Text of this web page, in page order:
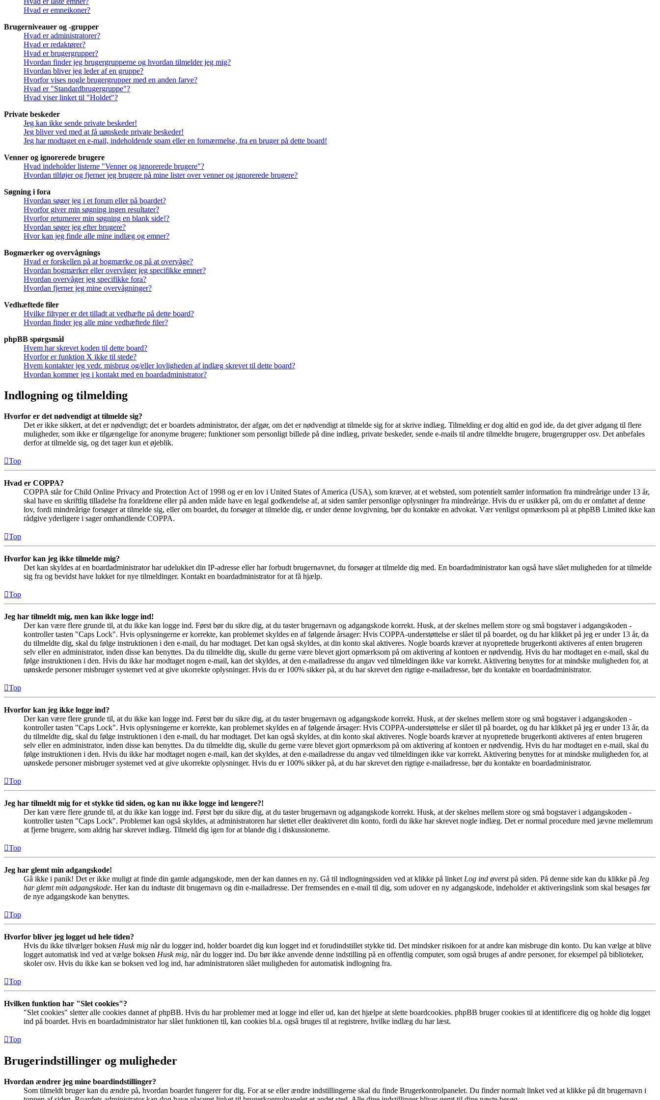
Hvad er emneikoner?
Brugerniveauer og -grupper
Hvad er administratorer?
Hvad er redaktører?
Hvad er brugergrupper?
Hvordan finder jeg brugergrupperne og hvordan tilmelder jeg mig?
Hvordan bliver jeg leder af en gruppe?
Hvorfor vises nogle brugergrupper med en anden farve?
Hvad er "Standardbrugergruppe"?
Hvad viser linket til "Holdet"?
Private beskeder
Jeg kan ikke sende private beskeder!
Jeg bliver ved med at få uønskede private beskeder!
Jeg har modtaget en e-mail, indeholdende spam eller en fornærmelse, fra en bruger på dette board!
Venner og ignorerede brugere
Hvad indeholder listerne "Venner og ignorerede brugere"?
Hvordan tilføjer og fjerner jeg brugere på mine lister over venner og ignorerede brugere?
Søgning i fora
Hvordan søger jeg i et forum eller på boardet?
Hvorfor giver min søgning ingen resultater?
Hvorfor returnerer min søgning en blank side!?
Hvordan søger jeg efter brugere?
Hvor kan jeg finde alle mine indlæg og emner?
Bogmærker og overvågnings
Hvad er forskellen på at bogmærke og på at overvåge?
Hvordan bogmærker eller overvåger jeg specifikke emner?
Hvordan overvåger jeg specifikke fora?
Hvordan fjerner jeg mine overvågninger?
Vedhæftede filer
Hvilke filtyper er det tilladt at vedhæfte på dette board?
Hvordan finder jeg alle mine vedhæftede filer?
phpBB spørgsmål
Hvem har skrevet koden til dette board?
Hvorfor er funktion X ikke til stede?
Hvem kontakter jeg vedr. misbrug og/eller lovligheden af indlæg skrevet til dette board?
Hvordan kommer jeg i kontakt med en boardadministrator?
Indlogning og tilmelding
Hvorfor er det nødvendigt at tilmelde sig?
Det er ikke sikkert, at det er nødvendigt; det er boardets administrator, der afgør, om det er nødvendigt at tilmelde sig for at skrive indlæg. Tilmelding er dog altid en god ide, da det giver adgang til flere
muligheder, som ikke er tilgængelige for anonyme brugere; funktioner som personligt billede på dine indlæg, private beskeder, sende e-mails til andre tilmeldte brugere, brugergrupper osv. Det anbefales
derfor at tilmelde sig, og det tager kun et øjeblik.
Top
Hvad er COPPA?
COPPA står for Child Online Privacy and Protection Act of 1998 og er en lov i United States of America (USA), som kræver, at et websted, som potentielt samler information fra mindreårige under 13 år,
skal have en skriftlig tilladelse fra forældrene eller på anden måde have en legal godkendelse af, at siden samler personlige oplysninger fra mindreårige. Hvis du er usikker på, om du er omfattet af denne
lov, fordi mindreårige forsøger at tilmelde sig, eller om boardet, du forsøger at tilmelde dig, er under denne lovgivning, bør du kontakte en advokat. Vær venligst opmærksom på at phpBB Limited ikke kan
rådgive yderligere i sager omhandlende COPPA.
Top
Hvorfor kan jeg ikke tilmelde mig?
Det kan skyldes at en boardadministrator har udelukket din IP-adresse eller har forbudt brugernavnet, du forsøger at tilmelde dig med. En boardadministrator kan også have slået muligheden for at tilmelde
sig fra og bevidst have lukket for nye tilmeldinger. Kontakt en boardadministrator for at få hjælp.
Top
Jeg har tilmeldt mig, men kan ikke logge ind!
Der kan være flere grunde til, at du ikke kan logge ind. Først bør du sikre dig, at du taster brugernavn og adgangskode korrekt. Husk, at der skelnes mellem store og små bogstaver i adgangskoden -
kontroller tasten "Caps Lock". Hvis oplysningerne er korrekte, kan problemet skyldes en af følgende årsager: Hvis COPPA-understøttelse er slået til på boardet, og du har klikket på jeg er under 13 år, da
du tilmeldte dig, skal du følge instruktionen i den e-mail, du har modtaget. Det kan også skyldes, at din konto skal aktiveres. Nogle boards kræver at nyoprettede brugerkonti aktiveres af enten brugeren
selv eller en administrator, inden disse kan benyttes. Da du tilmeldte dig, skulle du gerne være blevet gjort opmærksom på om aktivering af kontoen er nødvendig. Hvis du har modtaget en e-mail, skal du
følge instruktionen i den. Hvis du ikke har modtaget nogen e-mail, kan det skyldes, at den e-mailadresse du angav ved tilmeldingen ikke var korrekt. Aktivering benyttes for at mindske muligheden for, at
uønskede personer misbruger systemet ved at give ukorrekte oplysninger. Hvis du er 100% sikker på, at du har skrevet den rigtige e-mailadresse, bør du kontakte en boardadministrator.
Top
Hvorfor kan jeg ikke logge ind?
Der kan være flere grunde til, at du ikke kan logge ind. Først bør du sikre dig, at du taster brugernavn og adgangskode korrekt. Husk, at der skelnes mellem store og små bogstaver i adgangskoden -
kontroller tasten "Caps Lock". Hvis oplysningerne er korrekte, kan problemet skyldes en af følgende årsager: Hvis COPPA-understøttelse er slået til på boardet, og du har klikket på jeg er under 13 år, da
du tilmeldte dig, skal du følge instruktionen i den e-mail, du har modtaget. Det kan også skyldes, at din konto skal aktiveres. Nogle boards kræver at nyoprettede brugerkonti aktiveres af enten brugeren
selv eller en administrator, inden disse kan benyttes. Da du tilmeldte dig, skulle du gerne være blevet gjort opmærksom på om aktivering af kontoen er nødvendig. Hvis du har modtaget en e-mail, skal du
følge instruktionen i den. Hvis du ikke har modtaget nogen e-mail, kan det skyldes, at den e-mailadresse du angav ved tilmeldingen ikke var korrekt. Aktivering benyttes for at mindske muligheden for, at
uønskede personer misbruger systemet ved at give ukorrekte oplysninger. Hvis du er 100% sikker på, at du har skrevet den rigtige e-mailadresse, bør du kontakte en boardadministrator.
Top
Jeg har tilmeldt mig for et stykke tid siden, og kan nu ikke logge ind længere?!
Der kan være flere grunde til, at du ikke kan logge ind. Først bør du sikre dig, at du taster brugernavn og adgangskode korrekt. Husk, at der skelnes mellem store og små bogstaver i adgangskoden -
kontroller tasten "Caps Lock". Problemet kan også skyldes, at administratoren har slettet eller deaktiveret din konto, fordi du ikke har skrevet nogle indlæg. Det er normal procedure med jævne mellemrum
at fjerne brugere, som aldrig har skrevet indlæg. Tilmeld dig igen for at blande dig i diskussionerne.
Top
Jeg har glemt min adgangskode!
Gå ikke i panik! Det er ikke muligt at finde din gamle adgangskode, men der kan dannes en ny. Gå til indlogningssiden ved at klikke på linket Log ind øverst på siden. På denne side kan du klikke på Jeg
har glemt min adgangskode. Her kan du indtaste dit brugernavn og din e-mailadresse. Der fremsendes en e-mail til dig, som udover en ny adgangskode, indeholder et aktiveringslink som skal besøges før
de nye adgangskode kan benyttes.
Top
Hvorfor bliver jeg logget ud hele tiden?
Hvis du ikke tilvælger boksen Husk mig når du logger ind, holder boardet dig kun logget ind et forudindstillet stykke tid. Det mindsker risikoen for at andre kan misbruge din konto. Du kan vælge at blive
logget automatisk ind ved at vælge boksen Husk mig, når du logger ind. Du bør ikke anvende denne indstilling på en offentlig computer, som også bruges af andre personer, for eksempel på biblioteker,
skoler osv. Hvis du ikke kan se boksen ved log ind, har administratoren slået muligheden for automatisk indlogning fra.
Top
Hvilken funktion har "Slet cookies"?
"Slet cookies" sletter alle cookies dannet af phpBB. Hvis du har problemer med at logge ind eller ud, kan det hjælpe at slette boardcookies. phpBB bruger cookies til at identificere dig og holde dig logget
ind på boardet. Hvis en boardadministrator har slået funktionen til, kan cookies bl.a. også bruges til at registrere, hvilke indlæg du har læst.
Top
Brugerindstillinger og muligheder
Hvordan ændrer jeg mine boardindstillinger?
Som tilmeldt bruger kan du ændre på, hvordan boardet fungerer for dig. For at se eller ændre indstillingerne skal du finde Brugerkontrolpanelet. Du finder normalt linket ved at klikke på dit brugernavn i